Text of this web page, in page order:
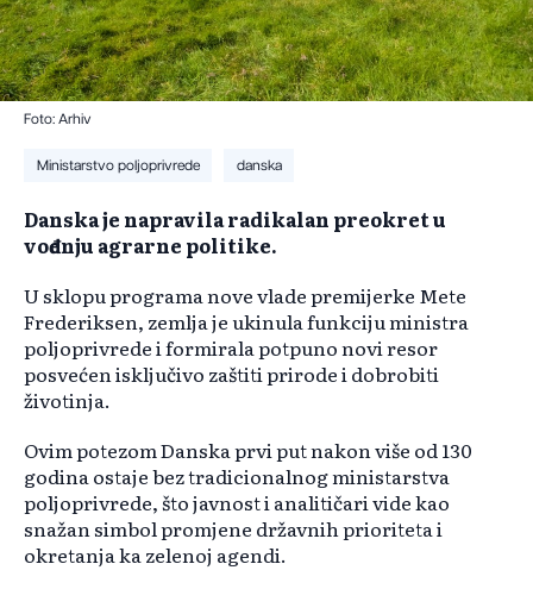
Foto: Arhiv
Ministarstvo poljoprivrede danska
Danska je napravila radikalan preokret u
vođenju agrarne politike.
U sklopu programa nove vlade premijerke Mete
Frederiksen, zemlja je ukinula funkciju ministra
poljoprivrede i formirala potpuno novi resor
posvećen isključivo zaštiti prirode i dobrobiti
životinja.
Ovim potezom Danska prvi put nakon više od 130
godina ostaje bez tradicionalnog ministarstva
poljoprivrede, što javnost i analitičari vide kao
snažan simbol promjene državnih prioriteta i
okretanja ka zelenoj agendi.